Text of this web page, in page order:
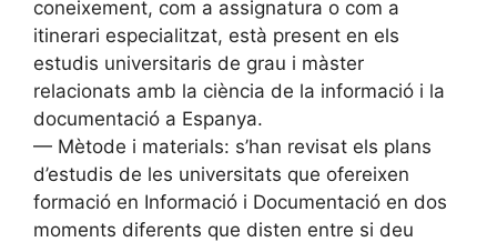
coneixement, com a assignatura o com a
itinerari especialitzat, està present en els
estudis universitaris de grau i màster
relacionats amb la ciència de la informació i la
documentació a Espanya.
— Mètode i materials: s’han revisat els plans
d’estudis de les universitats que ofereixen
formació en Informació i Documentació en dos
moments diferents que disten entre si deu